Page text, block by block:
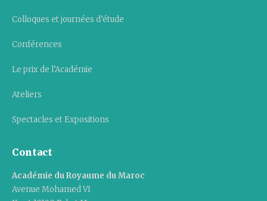
Colloques et journées d’étude
Conférences
Le prix de l’Académie
Ateliers
Spectacles et Expositions
Contact
Académie du Royaume du Maroc
Avenue Mohamed VI